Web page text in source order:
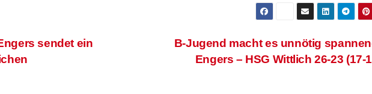
B-Jugend macht es unnötig
Engers – HSG Wittlich 26-23 (17-
sendet ein